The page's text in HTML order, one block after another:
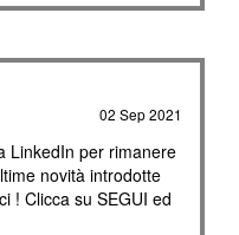
02 Sep 2021
LinkedIn per rimanere
novità introdotte
! Clicca su SEGUI ed